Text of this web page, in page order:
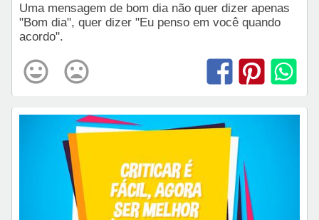
Uma mensagem de bom dia não quer dizer apenas
"Bom dia", quer dizer "Eu penso em você quando
acordo".